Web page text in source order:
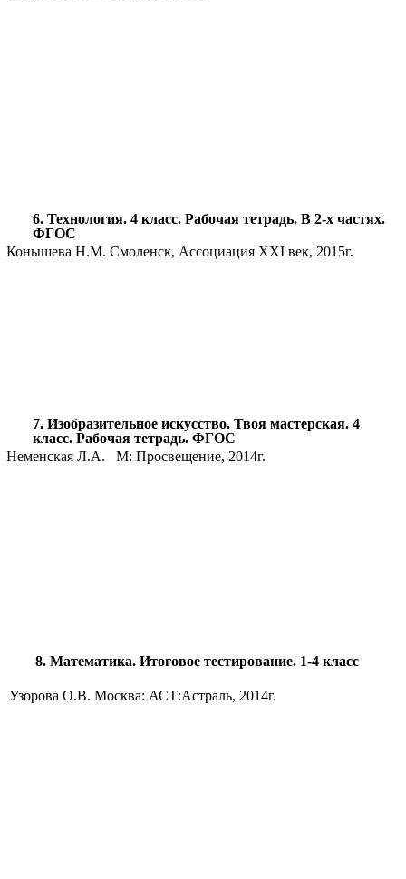
6. Технология. 4 класс. Рабочая тетрадь. В 2-х частях.
ФГОС
Конышева Н.М. Смоленск, Ассоциация XXI век, 2015г.
7. Изобразительное искусство. Твоя мастерская. 4
класс. Рабочая тетрадь. ФГОС
Неменская Л.А. М: Просвещение, 2014г.
8. Математика. Итоговое тестирование. 1-4 класс
Узорова О.В. Москва: АСТ:Астраль, 2014г.